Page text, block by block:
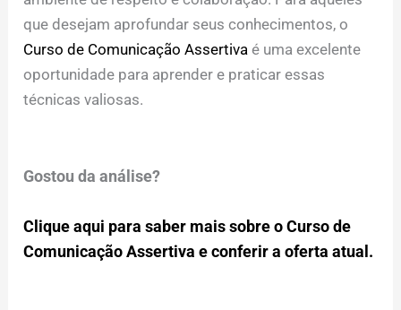
que desejam aprofundar seus conhecimentos, o
Curso de Comunicação Assertiva é uma excelente
oportunidade para aprender e praticar essas
técnicas valiosas.
Gostou da análise?
Clique aqui para saber mais sobre o Curso de
Comunicação Assertiva e conferir a oferta atual.